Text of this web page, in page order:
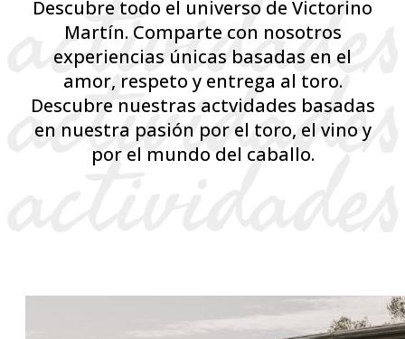
Descubre todo el universo de Victorino
Martín. Comparte con nosotros
experiencias únicas basadas en el
amor, respeto y entrega al toro.
Descubre nuestras actvidades basadas
en nuestra pasión por el toro, el vino y
por el mundo del caballo.